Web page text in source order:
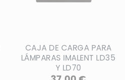
CAJA DE CARGA PARA
LÁMPARAS IMALENT LD35
Y LD70